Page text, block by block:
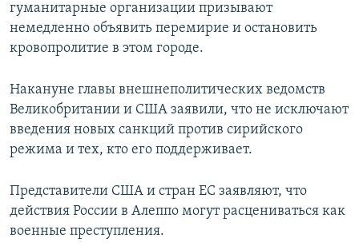
гуманитарные организации призывают
немедленно объявить перемирие и остановить
кровопролитие в этом городе.
Накануне главы внешнеполитических ведомств
Великобритании и США заявили, что не исключают
введения новых санкций против сирийского
режима и тех, кто его поддерживает.
Представители США и стран ЕС заявляют, что
действия России в Алеппо могут расцениваться как
военные преступления.